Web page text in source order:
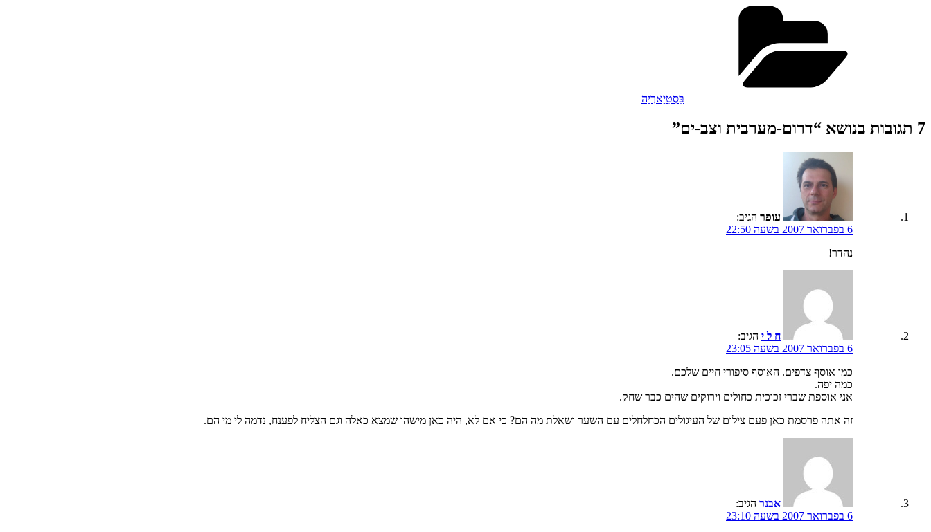
בֵּסְטִיָארְיָּה
7 תגובות בנושא “דרום-מערבית וצב-ים”
עופר הגיב:
6 בפברואר 2007 בשעה 22:50
נהדר!
ח ל י הגיב:
6 בפברואר 2007 בשעה 23:05
כמו אוסף צדפים. האוסף סיפורי חיים שלכם.
כמה יפה.
אני אוספת שברי זכוכית כחולים וירוקים שהים כבר שחק.
זה אתה פרסמת כאן פעם צילום של העיגולים הכחלחלים עם השער ושאלת מה הם? כי אם לא, היה כאן מישהו שמצא כאלה וגם הצליח לפענח, נדמה לי מי הם.
אבנר הגיב:
6 בפברואר 2007 בשעה 23:10